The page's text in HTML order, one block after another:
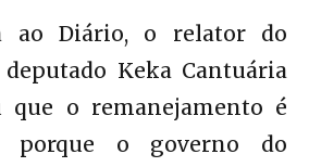
ao Diário, o relator do
Keka Cantuária
que o remanejamento é
porque o governo do